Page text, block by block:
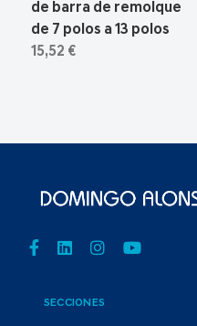
de barra de remolque
de 7 polos a 13 polos
15,52 €
SECCIONES